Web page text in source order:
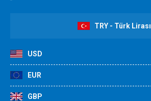
TRY - Türk Lirası
USD
EUR
GBP